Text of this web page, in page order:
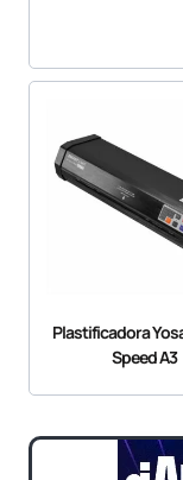
Plastificadora
Speed A3